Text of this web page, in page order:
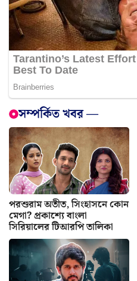
সম্পর্কিত খবর —
পরশুরাম অতীত, সিংহাসনে কোন
মেগা? প্রকাশ্যে বাংলা
সিরিয়ালের টিআরপি তালিকা